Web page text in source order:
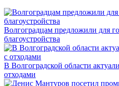
Волгоградцам предложили для
благоустройства
В Волгоградской области
отходами